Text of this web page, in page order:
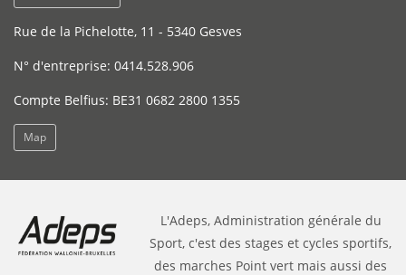
Rue de la Pichelotte, 11 - 5340 Gesves
N° d'entreprise: 0414.528.906
Compte Belfius: BE31 0682 2800 1355
Map
L'Adeps, Administration générale du
Sport, c'est des stages et cycles sportifs,
des marches Point vert mais aussi des